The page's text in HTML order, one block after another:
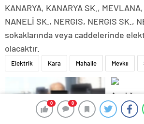
0 0
KANARYA, KANARYA SK.,
NANELİ SK., NERGIS, NERGIS SK.,
sokaklarında veya caddelerinde
olacaktır.
Elektrik Kara Mahalle Mevkıı
Soruları
Forumu